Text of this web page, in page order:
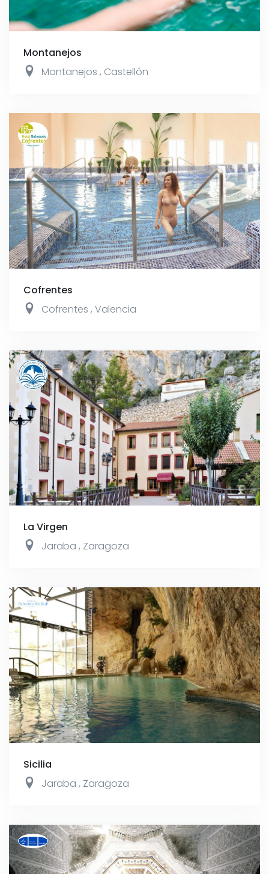
Montanejos
Montanejos , Castellón
Cofrentes
Cofrentes , Valencia
La Virgen
Jaraba , Zaragoza
Sicilia
Jaraba , Zaragoza